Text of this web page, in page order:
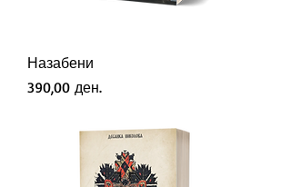
Назабени
Price
390,00 ден.